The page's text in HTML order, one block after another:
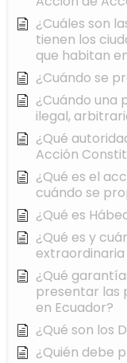
¿Cuáles son
tienen los
que habitan
¿Cuándo se
¿Cuándo una
ilegal,
¿Qué
Acción
¿Qué es el
cuándo se
¿Qué es
¿Qué es y
¿Qué
presentar las
en Ecuador?
¿Qué son los
¿Quién debe